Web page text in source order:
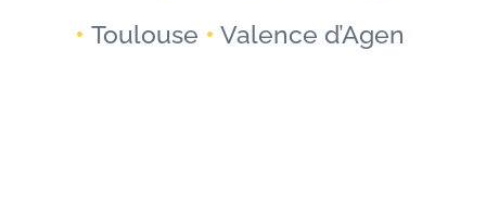
• Toulouse • Valence d’Agen